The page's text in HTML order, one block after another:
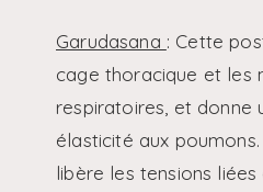
Garudasana : Cette
cage thoracique et les
respiratoires, et donne
élasticité aux
libère les tensions liées